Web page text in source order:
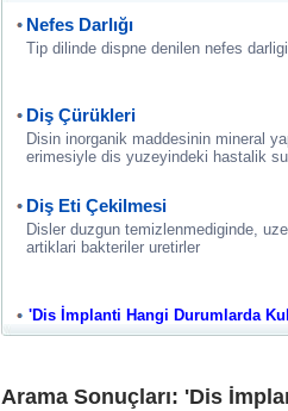
Nefes Darlığı
Tip dilinde dispne denilen nefes
Diş Çürükleri
Disin inorganik maddesinin mineral
erimesiyle dis yuzeyindeki hastalik
Diş Eti Çekilmesi
Disler duzgun temizlenmediginde,
artiklari bakteriler uretirler
'Dis İmplanti Hangi Durumlarda
Arama Sonuçları: 'Dis